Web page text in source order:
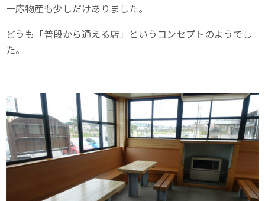
一応物産も少しだけありました。
どうも「普段から通える店」というコンセプトのようでし
た。